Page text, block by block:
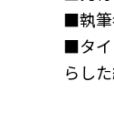
■執
■タイ
らし